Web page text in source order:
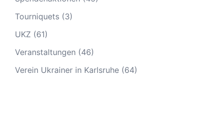
Tourniquets (3)
UKZ (61)
Veranstaltungen (46)
Verein Ukrainer in Karlsruhe (64)